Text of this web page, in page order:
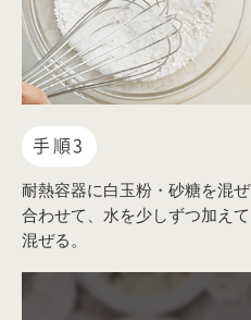
手順3
耐熱容器に白玉粉・砂糖を混ぜ
合わせて、水を少しずつ加えて
混ぜる。